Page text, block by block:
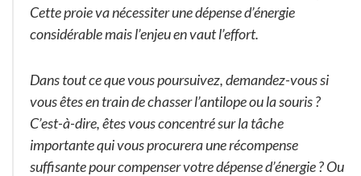
Cette proie va nécessiter une dépense d’énergie
considérable mais l’enjeu en vaut l’effort.
Dans tout ce que vous poursuivez, demandez-vous si
vous êtes en train de chasser l’antilope ou la souris ?
C’est-à-dire, êtes vous concentré sur la tâche
importante qui vous procurera une récompense
suffisante pour compenser votre dépense d’énergie ? Ou